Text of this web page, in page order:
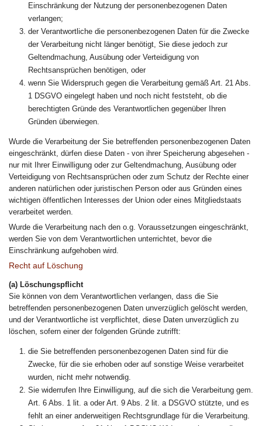
Einschränkung der Nutzung der personenbezogenen Daten
verlangen;
der Verantwortliche die personenbezogenen Daten für die Zwecke
der Verarbeitung nicht länger benötigt, Sie diese jedoch zur
Geltendmachung, Ausübung oder Verteidigung von
Rechtsansprüchen benötigen, oder
wenn Sie Widerspruch gegen die Verarbeitung gemäß Art. 21 Abs.
1 DSGVO eingelegt haben und noch nicht feststeht, ob die
berechtigten Gründe des Verantwortlichen gegenüber Ihren
Gründen überwiegen.
Wurde die Verarbeitung der Sie betreffenden personenbezogenen Daten
eingeschränkt, dürfen diese Daten - von ihrer Speicherung abgesehen -
nur mit Ihrer Einwilligung oder zur Geltendmachung, Ausübung oder
Verteidigung von Rechtsansprüchen oder zum Schutz der Rechte einer
anderen natürlichen oder juristischen Person oder aus Gründen eines
wichtigen öffentlichen Interesses der Union oder eines Mitgliedstaats
verarbeitet werden.
Wurde die Verarbeitung nach den o.g. Voraussetzungen eingeschränkt,
werden Sie von dem Verantwortlichen unterrichtet, bevor die
Einschränkung aufgehoben wird.
Recht auf Löschung
(a) Löschungspflicht
Sie können von dem Verantwortlichen verlangen, dass die Sie
betreffenden personenbezogenen Daten unverzüglich gelöscht werden,
und der Verantwortliche ist verpflichtet, diese Daten unverzüglich zu
löschen, sofern einer der folgenden Gründe zutrifft:
die Sie betreffenden personenbezogenen Daten sind für die
Zwecke, für die sie erhoben oder auf sonstige Weise verarbeitet
wurden, nicht mehr notwendig.
Sie widerrufen Ihre Einwilligung, auf die sich die Verarbeitung gem.
Art. 6 Abs. 1 lit. a oder Art. 9 Abs. 2 lit. a DSGVO stützte, und es
fehlt an einer anderweitigen Rechtsgrundlage für die Verarbeitung.